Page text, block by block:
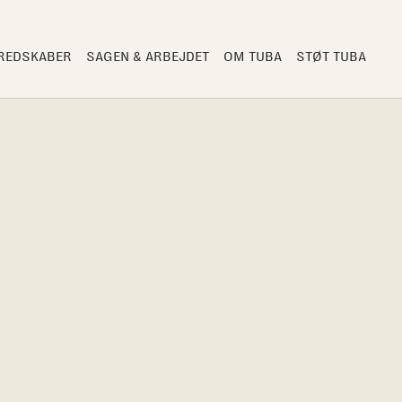
SAGEN & ARBEJDET OM TUBA STØT TUBA